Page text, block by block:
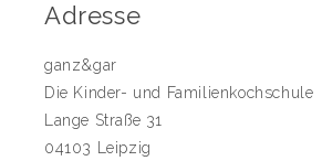
Adresse
ganz&gar
Die Kinder- und Familienkochschule
Lange Straße 31
04103 Leipzig